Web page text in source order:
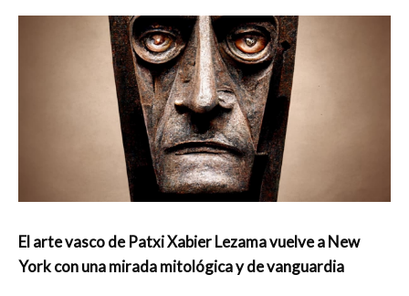
El arte vasco de Patxi Xabier Lezama vuelve a New
York con una mirada mitológica y de vanguardia